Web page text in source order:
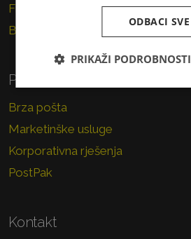
Financijske usluge
Brzojav
Poslovni korisnici
Brza pošta
Marketinške usluge
Korporativna rješenja
PostPak
Kontakt
ODBACI SVE
PRIKAŽI PODROBNOSTI